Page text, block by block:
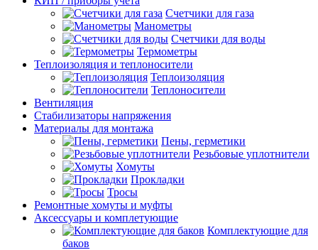
Счетчики для газа
Манометры
Счетчики для воды
Термометры
Теплоизоляция и теплоносители
Теплоизоляция
Теплоносители
Вентиляция
Стабилизаторы напряжения
Материалы для монтажа
Пены, герметики
Резьбовые уплотнители
Хомуты
Прокладки
Тросы
Ремонтные хомуты и муфты
Аксессуары и комплетующие
Комплектующие для
баков